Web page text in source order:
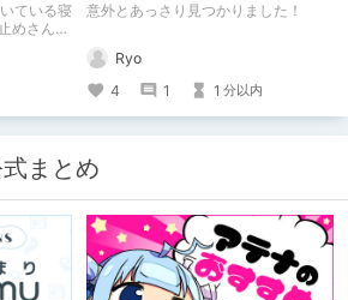
ている寝
めさんの
新作を中
を紹介し
だく。
な熱心な
、お付き
意外とあっさり見つかりました！
Ryo
4
1 1 分以内
まとめ